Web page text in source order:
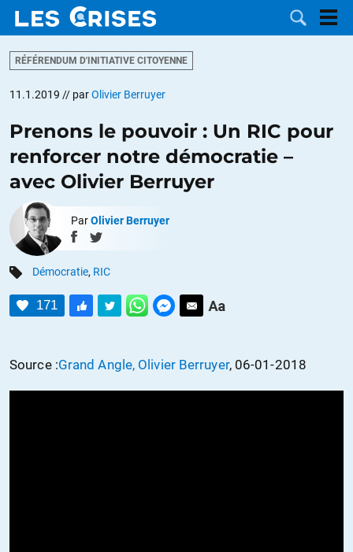
LES
CATÉGORIES
MOTS CLÉS
NOUS
CONTACTER
FAIRE UN
RÉFÉRENDUM D'INITIATIVE CITOYENNE
11.1.2019 // parOlivier Berruyer
Prenons le pouvoir : Un RIC pour
renforcer notre démocratie –
avec Olivier Berruyer
ParOlivier Berruyer
Démocratie, RIC
171
Source :Grand Angle, Olivier Berruyer, 06-01-2018